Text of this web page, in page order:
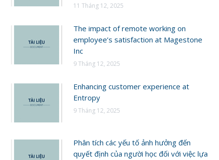
11 Tháng 12, 2025
The impact of remote working on
employee’s satisfaction at Magestone
Inc
9 Tháng 12, 2025
Enhancing customer experience at
Entropy
9 Tháng 12, 2025
Phân tích các yếu tố ảnh hưởng đến
quyết định của người học đối với việc lựa